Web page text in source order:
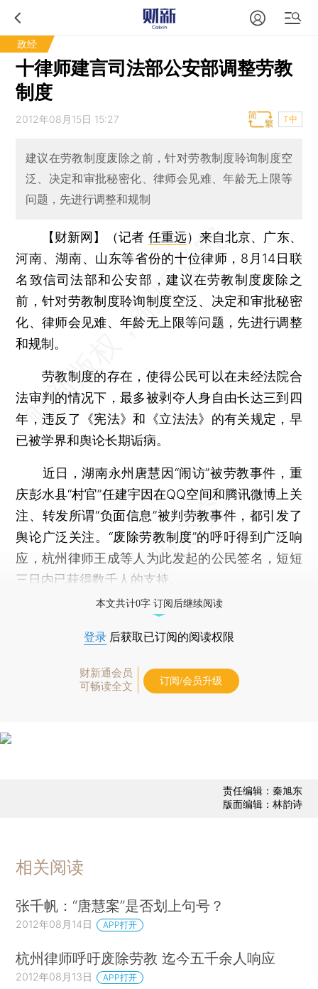
政经
十律师建言司法部公安部调整劳教
制度
2012年08月15日 15:27 T中
建议在劳教制度废除之前，针对劳教制度聆询制度空
泛、决定和审批秘密化、律师会见难、年龄无上限等
问题，先进行调整和规制
【财新网】（记者 任重远） 来自北京、广东、
河南、湖南、山东等省份的十位律师，8月14日联
名致信司法部和公安部，建议在劳教制度废除之
前，针对劳教制度聆询制度空泛、决定和审批秘密
化、律师会见难、年龄无上限等问题，先进行调整
和规制。
劳教制度的存在，使得公民可以在未经法院合
法审判的情况下，最多被剥夺人身自由长达三到四
年，违反了《宪法》和《立法法》的有关规定，早
已被学界和舆论长期诟病。
近日，湖南永州唐慧因“闹访”被劳教事件，重
庆彭水县“村官”任建宇因在QQ空间和腾讯微博上关
注、转发所谓“负面信息”被判劳教事件，都引发了
舆论广泛关注。“废除劳教制度”的呼吁得到广泛响
应，杭州律师王成等人为此发起的公民签名，短短
三日内已获得数千人的支持。
本文共计0字 订阅后继续阅读
登录 后获取已订阅的阅读权限
财新通会员
可畅读全文
订阅/会员升级
责任编辑：秦旭东
版面编辑：林韵诗
相关阅读
张千帆：“唐慧案”是否划上句号？
2012年08月14日 APP打开
杭州律师呼吁废除劳教 迄今五千余人响应
2012年08月13日 APP打开